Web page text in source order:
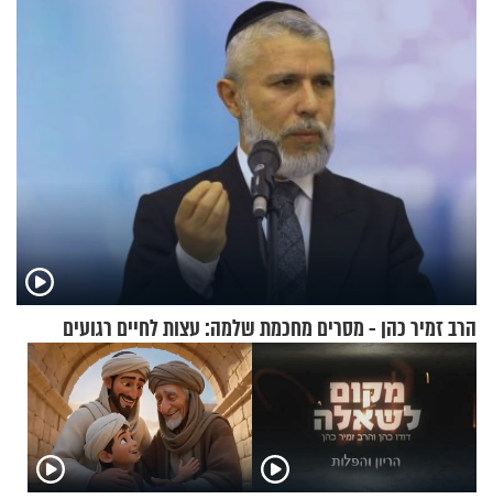
הרב זמיר כהן - מסרים מחכמת שלמה: עצות לחיים רגועים